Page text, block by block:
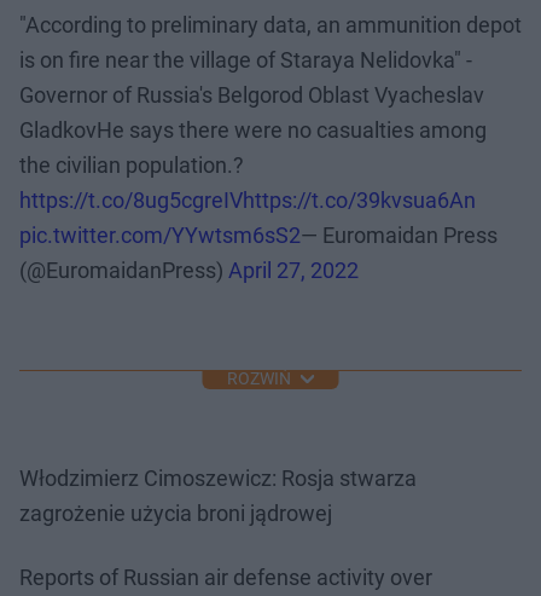
"According to preliminary data, an ammunition depot
is on fire near the village of Staraya Nelidovka" -
Governor of Russia's Belgorod Oblast Vyacheslav
GladkovHe says there were no casualties among
the civilian population.?
https://t.co/8ug5cgreIVhttps://t.co/39kvsua6An
pic.twitter.com/YYwtsm6sS2— Euromaidan Press
(@EuromaidanPress) April 27, 2022
ROZWIŃ
Włodzimierz Cimoszewicz: Rosja stwarza
zagrożenie użycia broni jądrowej
Reports of Russian air defense activity over